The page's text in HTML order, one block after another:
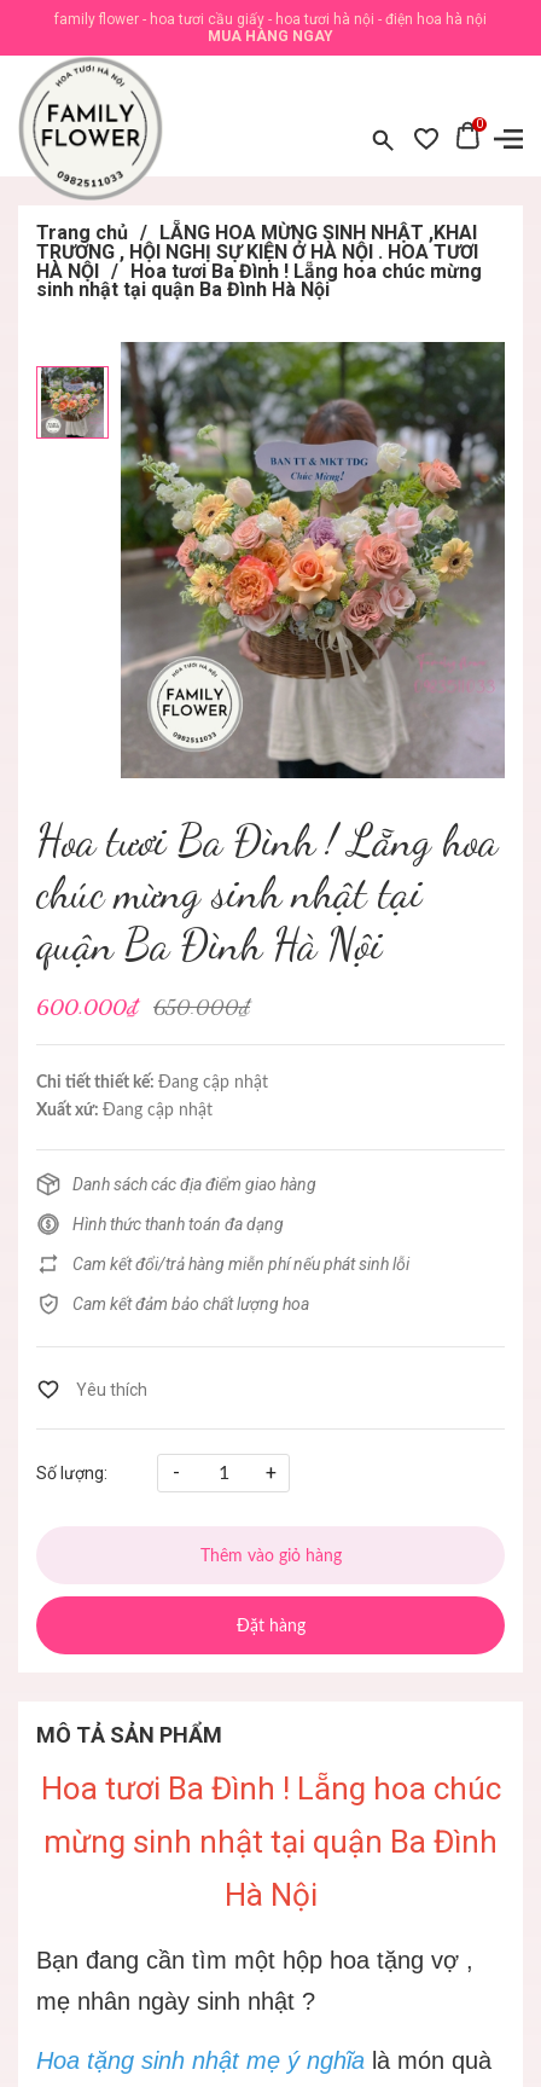
family flower - hoa tươi cầu giấy - hoa tươi hà nội - điện hoa hà nội
MUA HÀNG NGAY
0
Trang chủ / LẴNG HOA MỪNG SINH NHẬT ,KHAI
TRƯƠNG , HỘI NGHỊ SỰ KIỆN Ở HÀ NỘI . HOA TƯƠI
HÀ NỘI / Hoa tươi Ba Đình ! Lẵng hoa chúc mừng
sinh nhật tại quận Ba Đình Hà Nội
Hoa tươi Ba Đình ! Lẵng hoa
chúc mừng sinh nhật tại
quận Ba Đình Hà Nội
600.000₫ 650.000₫
Chi tiết thiết kế: Đang cập nhật
Xuất xứ: Đang cập nhật
Danh sách các địa điểm giao hàng
Hình thức thanh toán đa dạng
Cam kết đổi/trả hàng miễn phí nếu phát sinh lỗi
Cam kết đảm bảo chất lượng hoa
Số lượng: - +
Thêm vào giỏ hàng
Đặt hàng
MÔ TẢ SẢN PHẨM
Hoa tươi Ba Đình ! Lẵng hoa chúc
mừng sinh nhật tại quận Ba Đình
Hà Nội
Bạn đang cần tìm một hộp hoa tặng vợ ,
mẹ nhân ngày sinh nhật ?
Hoa tặng sinh nhật mẹ ý nghĩa là món quà